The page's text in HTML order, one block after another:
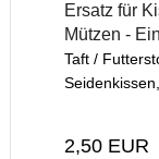
Ersatz für
Mützen -
Taft /
2,50 EUR